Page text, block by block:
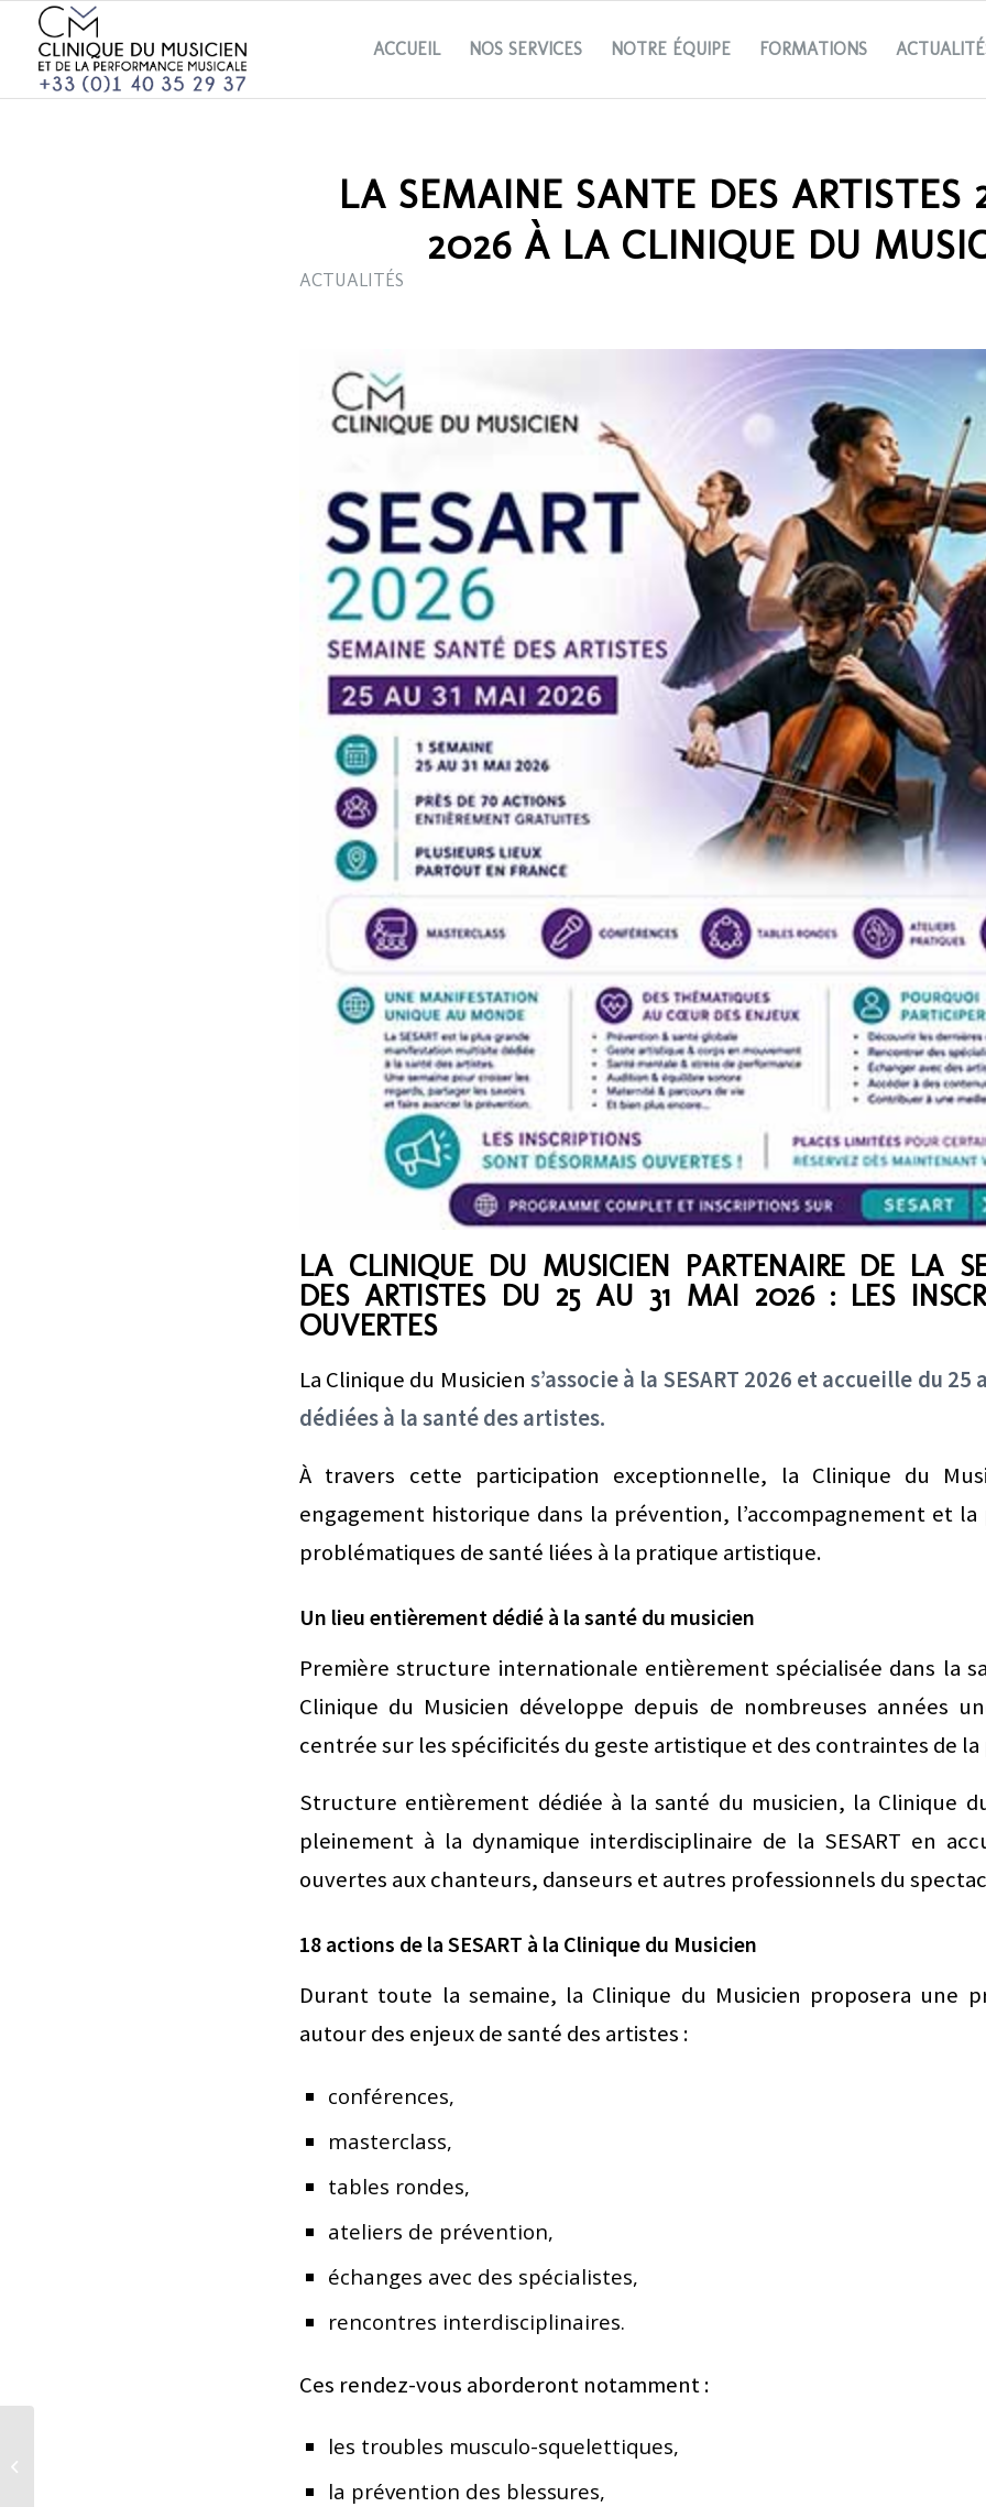
ACCUEIL NOS SERVICES NOTRE ÉQUIPE FORMATIONS
LA SEMAINE SANTE DES ARTISTES
2026 À LA CLINIQUE DU
ACTUALITÉS
LA CLINIQUE DU MUSICIEN PARTENAIRE DE LA
DES ARTISTES DU 25 AU 31 MAI 2026 : LES
OUVERTES
La Clinique du Musicien s’associe à la SESART 2026 et accueille du
dédiées à la santé des artistes.
À travers cette participation exceptionnelle, la Clinique du
engagement historique dans la prévention, l’accompagnement et la
problématiques de santé liées à la pratique artistique.
Un lieu entièrement dédié à la santé du musicien
Première structure internationale entièrement spécialisée dans la
Clinique du Musicien développe depuis de nombreuses années
centrée sur les spécificités du geste artistique et des contraintes de
Structure entièrement dédiée à la santé du musicien, la Clinique
pleinement à la dynamique interdisciplinaire de la SESART en
ouvertes aux chanteurs, danseurs et autres professionnels du
18 actions de la SESART à la Clinique du Musicien
Durant toute la semaine, la Clinique du Musicien proposera une
autour des enjeux de santé des artistes :
conférences,
masterclass,
tables rondes,
ateliers de prévention,
échanges avec des spécialistes,
rencontres interdisciplinaires.
Ces rendez-vous aborderont notamment :
les troubles musculo-squelettiques,
la prévention des blessures,